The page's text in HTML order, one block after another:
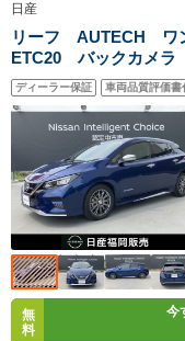
日産
リーフ AUTECH ワ
ETC20 バックカメ
ーター 充電ケーブル
違い衝突防止アシスト
ディーラー保証 車両品質評価書
無
料
今